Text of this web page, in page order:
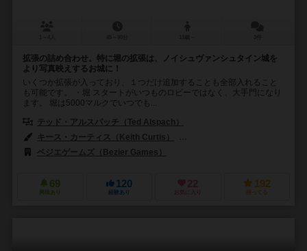
拡張の詰め合わせ。特に堀の拡張は、ノイシュヴァンシュタイン城を
より写真映えするお城に！
いくつか拡張が入っており、１つだけ追加することも全部入れること
も可能です。 ・堀 スタートがいつものロビーではなく、大手門になり
ます。 堀は5000マルクでいつでも...
テッド・アルスパッチ（Ted Alspach）
キース・カーティス（Keith Curtis）
ベジエゲームズ（Bezier Games）
69
興味あり
120
経験あり
22
お気に入り
192
持ってる